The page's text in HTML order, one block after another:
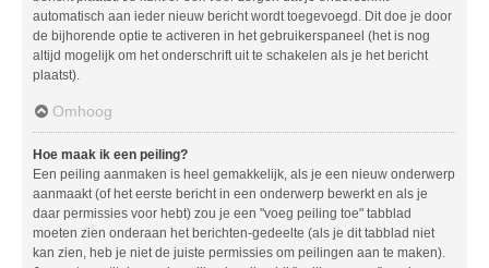
automatisch aan ieder nieuw bericht wordt toegevoegd. Dit doe je door
de bijhorende optie te activeren in het gebruikerspaneel (het is nog
altijd mogelijk om het onderschrift uit te schakelen als je het bericht
plaatst).
Omhoog
Hoe maak ik een peiling?
Een peiling aanmaken is heel gemakkelijk, als je een nieuw onderwerp
aanmaakt (of het eerste bericht in een onderwerp bewerkt en als je
daar permissies voor hebt) zou je een "voeg peiling toe" tabblad
moeten zien onderaan het berichten-gedeelte (als je dit tabblad niet
kan zien, heb je niet de juiste permissies om peilingen aan te maken).